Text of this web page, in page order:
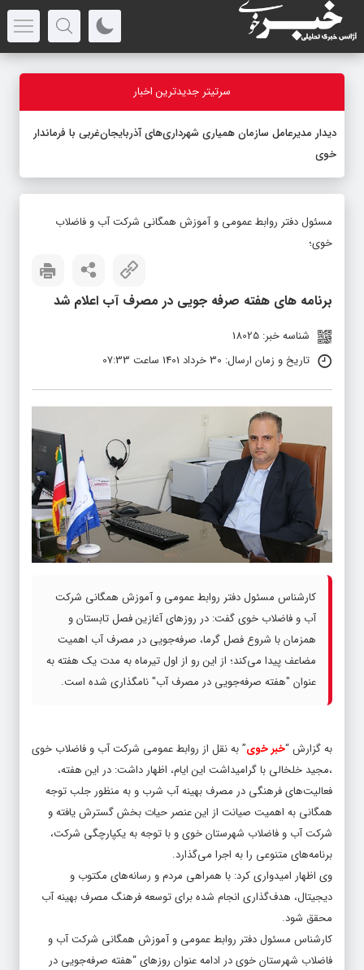
سرتیتر جدیدترین اخبار
دیدار مدیرعامل سازمان همیاری شهرداری‌های آذربایجان‌غربی با فرماندار
خوی
مسئول دفتر روابط عمومی و آموزش همگانی شرکت آب و فاضلاب
خوی؛
برنامه های هفته صرفه جویی در مصرف آب اعلام شد
شناسه خبر: 18025
تاریخ و زمان ارسال: 30 خرداد 1401 ساعت 07:33
کارشناس مسئول دفتر روابط عمومی و آموزش همگانی شرکت
آب و فاضلاب خوی گفت: در روزهای آغازین فصل تابستان و
همزمان با شروع فصل گرما، صرفه‌جویی در مصرف آب اهمیت
مضاعف پیدا می‌کند؛ از این رو از اول تیرماه به مدت یک هفته به
عنوان "هفته صرفه‌جویی در مصرف آب" نامگذاری شده است.
به گزارش “خبر خوی” به نقل از روابط عمومی شرکت آب و فاضلاب خوی
،مجید خلخالی با گرامیداشت این ایام، اظهار داشت: در این هفته،
فعالیت‌های فرهنگی در مصرف بهینه آب شرب و به منظور جلب توجه
همگانی به اهمیت صیانت از این عنصر حیات بخش گسترش یافته و
شرکت‌ آب و فاضلاب شهرستان خوی و با توجه به یکپارچگی شرکت،
برنامه‌های متنوعی را به اجرا می‌گذارد.
وی اظهار امیدواری کرد: با همراهی مردم و رسانه‌های مکتوب و
دیجیتال، هدف‌گذاری انجام شده برای توسعه فرهنگ مصرف بهینه آب
محقق شود.
کارشناس مسئول دفتر روابط عمومی و آموزش همگانی شرکت آب و
فاضلاب شهرستان خوی در ادامه عنوان روزهای “هفته صرفه‌جویی در